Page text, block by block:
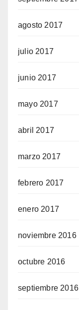
agosto 2017
julio 2017
junio 2017
mayo 2017
abril 2017
marzo 2017
febrero 2017
enero 2017
noviembre 2016
octubre 2016
septiembre 2016